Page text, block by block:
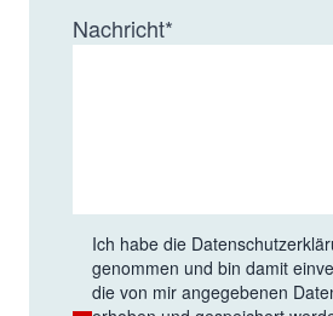
Nachricht*
Ich habe die
genommen und bin damit
die von mir angegebenen